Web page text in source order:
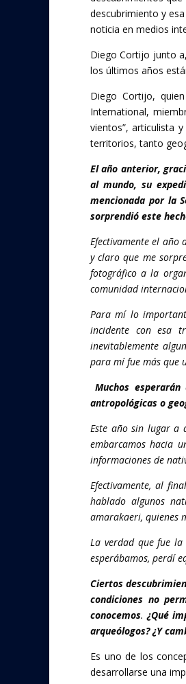
descubrimiento y
noticia en medios
Diego Cortijo junto
los últimos años
Diego Cortijo,
International,
vientos”, articulista
territorios, tanto
El año anterior,
al mundo, su
mencionada por la
sorprendió este
Efectivamente el
y claro que me
fotográfico a la
comunidad
Para mí lo
incidente con esa
inevitablemente
para mí fue más que
Muchos
antropológicas o
Este año sin lugar a
embarcamos hacia
informaciones de
Efectivamente, al
hablado algunos
amarakaeri, quienes
La verdad que fue la
esperábamos, perdí
Ciertos
condiciones no
conocemos. ¿Qué
arqueólogos? ¿Y
Es uno de los
desarrollarse una